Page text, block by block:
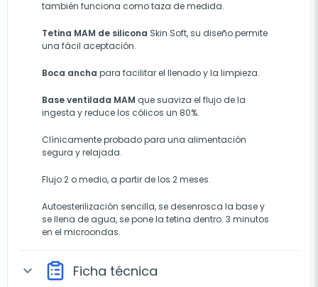
también funciona como taza de medida.
Tetina MAM de silicona Skin Soft, su diseño permite
una fácil aceptación.
Boca ancha para facilitar el llenado y la limpieza.
Base ventilada MAM que suaviza el flujo de la
ingesta y reduce los cólicos un 80%.
Clínicamente probado para una alimentación
segura y relajada.
Flujo 2 o medio, a partir de los 2 meses.
Autoesterilización sencilla, se desenrosca la base y
se llena de agua, se pone la tetina dentro. 3 minutos
en el microondas.
expand_more Ficha técnica